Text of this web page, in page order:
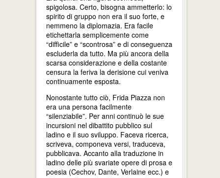
spigolosa. Certo, bisogna ammetterlo: lo
spirito di gruppo non era il suo forte, e
nemmeno la diplomazia. Era facile
etichettarla semplicemente come
“difficile” e “scontrosa” e di conseguenza
escluderla da tutto. Ma più ancora della
scarsa considerazione e della costante
censura la feriva la derisione cui veniva
continuamente esposta.
Nonostante tutto ciò, Frida Piazza non
era una persona facilmente
“silenziabile”. Per anni continuò le sue
incursioni nel dibattito pubblico sul
ladino e il suo sviluppo. Faceva ricerca,
scriveva, componeva versi, traduceva,
pubblicava. Accanto alla traduzione in
ladino delle più svariate opere di prosa e
poesia (Cechov, Dante, Verlaine ecc.) e